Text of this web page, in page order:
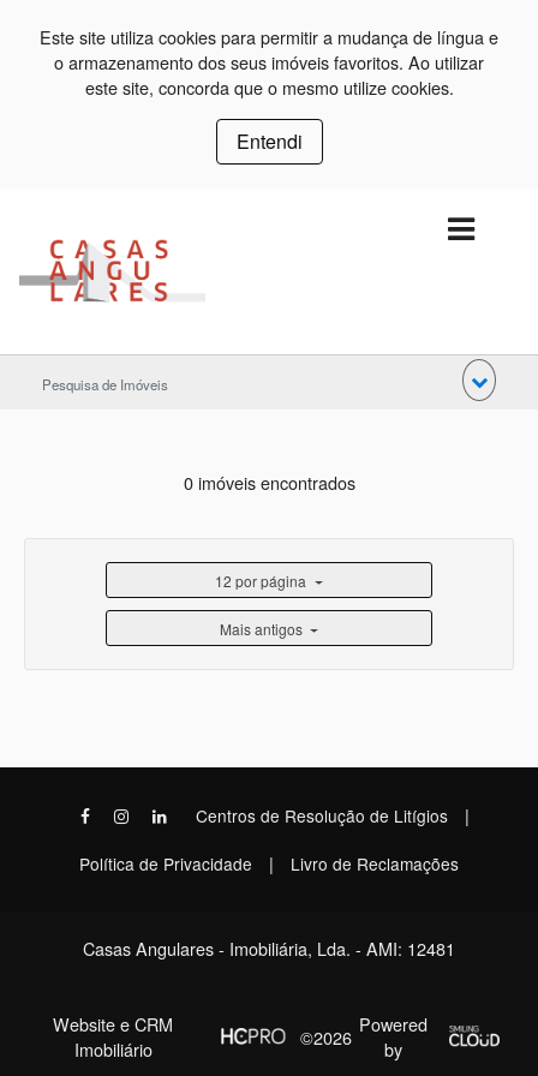
Este site utiliza cookies para permitir a mudança de língua e
o armazenamento dos seus imóveis favoritos. Ao utilizar
este site, concorda que o mesmo utilize cookies.
Entendi
Pesquisa de Imóveis
0 imóveis encontrados
12 por página
Mais antigos
Centros de Resolução de Litígios |
Política de Privacidade | Livro de Reclamações
Casas Angulares - Imobiliária, Lda. - AMI: 12481
Website e CRM
Imobiliário
©2026 Powered
by